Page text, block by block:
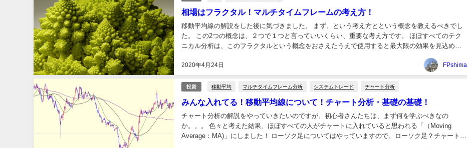
相場はフラクタル！マルチタイムフレームの考え方！
2020年4月24日
移動平均線の解説をした後に気づきました。 まず、という考え方とという概念を教えるべきでし
た。 この2つの概念は、２つで１つと言っていいくらい、重要な考え方です。 ほぼすべてのテク
ニカル分析は、このフラクタルという概念をおさえたうえで使用すると最大限の効果を見込めま
FPshima
投資 移動平均 マルチタイムフレーム分析 システムトレード チャート分析
みんな入れてる！移動平均線について！チャート分析・基礎の基礎！
チャート分析の解説をやっていきたいのですが、初心者さんたちは、まず何を学ぶべきなの
か。。。 色々と考えた結果、ほぼすべての人がチャートに入れていると思われる「（Moving
Average：MA)」にしました！ ローソク足についてはやっていますので、ローソク足？チャート？